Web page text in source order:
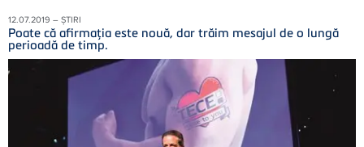
12.07.2019 – ȘTIRI
Poate că afirmaţia este nouă, dar trăim mesajul de o lungă
perioadă de timp.